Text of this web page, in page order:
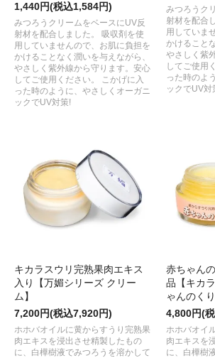
1,440円(税込1,584円)
みつろうクリームをベースにUV反
射材を配合しました。 吸収剤を使
用していませんので、お肌に負担を
かけることなく潤いを与えながら、
やさしく紫外線から守ります。安心
してご使用ください。 こかげに入
った時のように、やさしくオーガニ
ックでUV対策!
みつろうク
射材を配合
用していま
かけること
やさしく紫
してご使用
った時のよ
ックでUV対
キカラスウリ完熟果肉エキス
入り【万媚シリーズ クリー
ム】
7,200円(税込7,920円)
ホホバオイルに黄からすうり完熟果
肉エキスを浸出させ精製したもの
に、白樺樹液でみつろうを溶かして
赤ちゃん
品【キカ
ゃんのくり
4,800円(
ホホバオイ
肉エキスを
に、白樺樹